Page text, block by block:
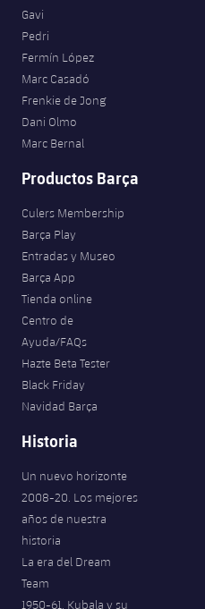
Gavi
Pedri
Fermín López
Marc Casadó
Frenkie de Jong
Dani Olmo
Marc Bernal
Productos Barça
Culers Membership
Barça Play
Entradas y Museo
Barça App
Tienda online
Centro de
Ayuda/FAQs
Hazte Beta Tester
Black Friday
Navidad Barça
Historia
Un nuevo horizonte
2008-20. Los mejores
años de nuestra
historia
La era del Dream
Team
1950-61. Kubala y su